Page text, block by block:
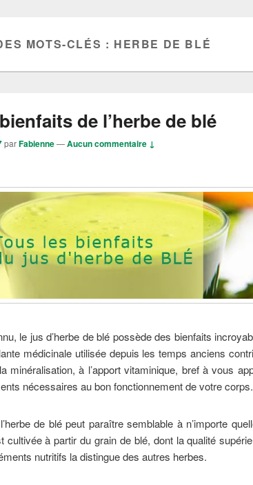
MOTS-CLÉS : HERBE DE BLÉ
de l’herbe de blé
parFabienne—Aucun commentaire ↓
le jus d’herbe de blé possède des bienfaits
médicinale utilisée depuis les temps anciens
minéralisation, à l’apport vitaminique, bref à vous
nécessaires au bon fonctionnement de votre corps.
de blé peut paraître semblable à n’importe
cultivée à partir du grain de blé, dont la qualité
nutritifs la distingue des autres herbes.